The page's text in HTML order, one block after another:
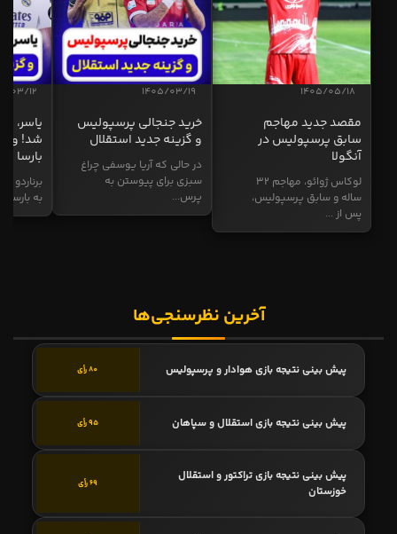
1405/05/18
مقصد جدید مهاجم
سابق پرسپولیس در
آنگولا
لوکاس ژوائو، مهاجم ۳۲
ساله و سابق پرسپولیس،
پس از ...
1405/03/19
خرید جنجالی پرسپولیس
و گزینه جدید استقلال
در حالی که آریا یوسفی چراغ
سبزی برای پیوستن به
پرس...
03/12
یاسر،
شد! و
بارسا
برناردو
به بارسا
آخرین نظرسنجی‌ها
پیش بینی نتیجه بازی هوادار و پرسپولیس 80 رأی
پیش بینی نتیجه بازی استقلال و سپاهان 95 رأی
پیش بینی نتیجه بازی تراکتور و استقلال
خوزستان
69 رأی